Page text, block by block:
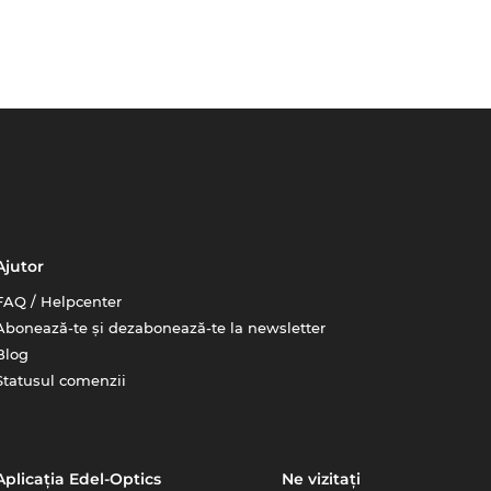
/ Helpcenter
te și dezabonează-te la newsletter
comenzii
Edel-Optics Ne vizitați